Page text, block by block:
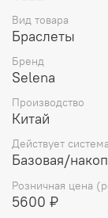
Вид товара
Браслеты
Бренд
Selena
Производство
Китай
Действует
Базовая/
Розничная цена
5600 ₽